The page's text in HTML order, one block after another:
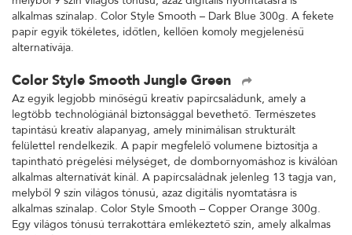
alkalmas színalap. Color Style Smooth – Dark Blue 300g. A fekete
papír egyik tökéletes, időtlen, kellően komoly megjelenésű
alternatívája.
Color Style Smooth Jungle Green
Az egyik legjobb minőségű kreatív papírcsaládunk, amely a
legtöbb technológiánál biztonsággal bevethető. Természetes
tapintású kreatív alapanyag, amely minimálisan strukturált
felülettel rendelkezik. A papír megfelelő volumene biztosítja a
tapintható prégelési mélységet, de dombornyomáshoz is kiválóan
alkalmas alternatívát kínál. A papírcsaládnak jelenleg 13 tagja van,
melyből 9 szín világos tónusú, azaz digitális nyomtatásra is
alkalmas színalap. Color Style Smooth – Copper Orange 300g.
Egy világos tónusú terrakottára emlékeztető szín, amely alkalmas